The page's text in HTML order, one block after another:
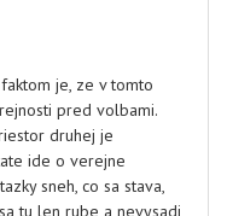
je, ze v tomto
pred volbami.
druhej je
ide o verejne
sneh, co sa stava,
tu len rube a nevysadi